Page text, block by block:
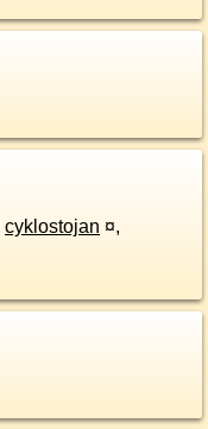
cyklostojan ¤,